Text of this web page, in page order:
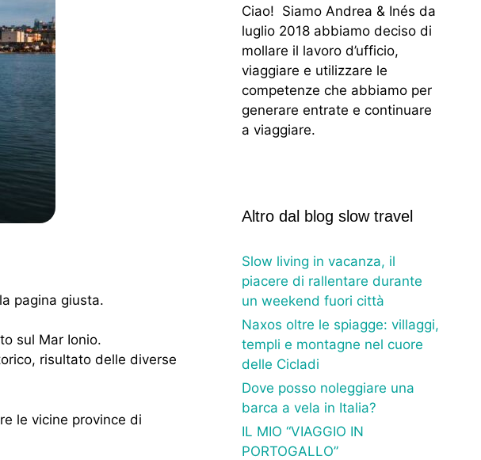
pagina giusta.
sul Mar Ionio.
risultato delle diverse
le vicine province di
Ciao! Siamo Andrea & Inés da
luglio 2018 abbiamo deciso di
mollare il lavoro d’ufficio,
viaggiare e utilizzare le
competenze che abbiamo per
generare entrate e continuare
a viaggiare.
Altro dal blog slow travel
Slow living in vacanza, il
piacere di rallentare durante
un weekend fuori città
Naxos oltre le spiagge: villaggi,
templi e montagne nel cuore
delle Cicladi
Dove posso noleggiare una
barca a vela in Italia?
IL MIO “VIAGGIO IN
PORTOGALLO”